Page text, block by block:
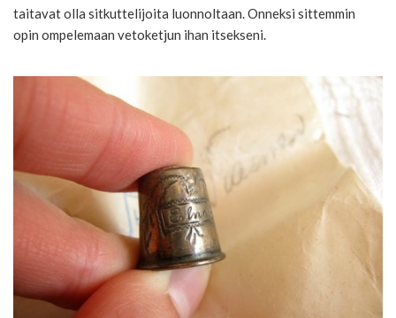
taitavat olla sitkuttelijoita luonnoltaan. Onneksi sittemmin
opin ompelemaan vetoketjun ihan itsekseni.